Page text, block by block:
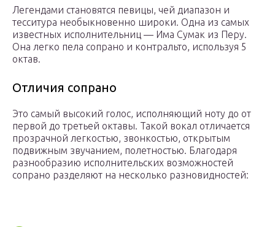
Легендами становятся певицы, чей диапазон и
тесситура необыкновенно широки. Одна из самых
известных исполнительниц — Има Сумак из Перу.
Она легко пела сопрано и контральто, используя 5
октав.
Отличия сопрано
Это самый высокий голос, исполняющий ноту до от
первой до третьей октавы. Такой вокал отличается
прозрачной легкостью, звонкостью, открытым
подвижным звучанием, полетностью. Благодаря
разнообразию исполнительских возможностей
сопрано разделяют на несколько разновидностей: